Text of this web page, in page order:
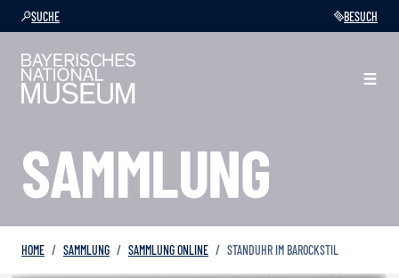
SUCHE BESUCH
SAMMLUNG
HOME SAMMLUNG SAMMLUNG ONLINE STANDUHR IM BAROCKSTIL